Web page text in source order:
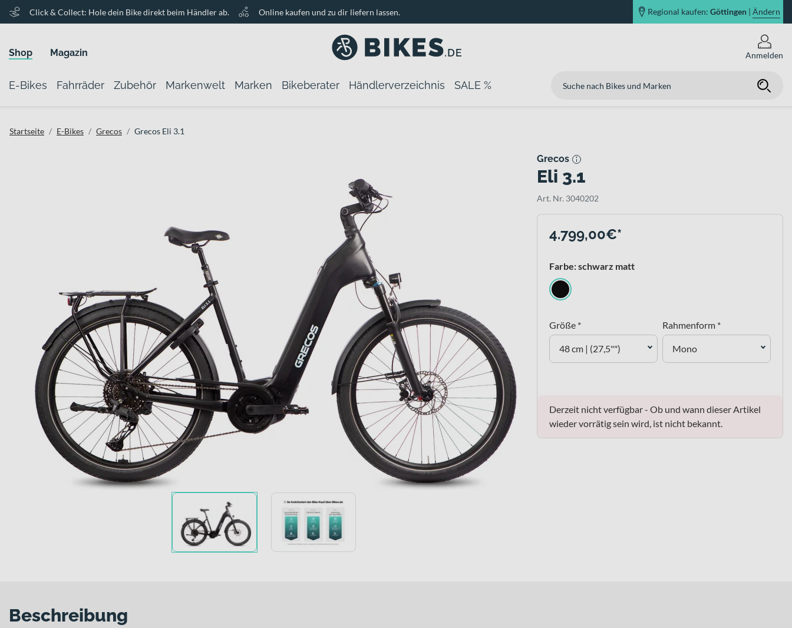
Click & Collect: Hole dein Bike direkt beim Händler ab. Online kaufen und zu dir liefern lassen. Regional kaufen: Göttingen | Ändern
Shop Magazin Anmelden
E-Bikes Fahrräder Zubehör Markenwelt Marken Bikeberater Händlerverzeichnis SALE %
Startseite E-Bikes Grecos Grecos Eli 3.1
Grecos
Eli 3.1
Art. Nr. 3040202
4.799,00€*
Farbe: schwarz matt
Größe *
48 cm | (27,5"")
Rahmenform *
Mono
Derzeit nicht verfügbar - Ob und wann dieser Artikel
wieder vorrätig sein wird, ist nicht bekannt.
Beschreibung